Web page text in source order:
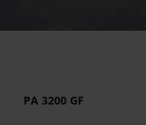
PA 3200 GF